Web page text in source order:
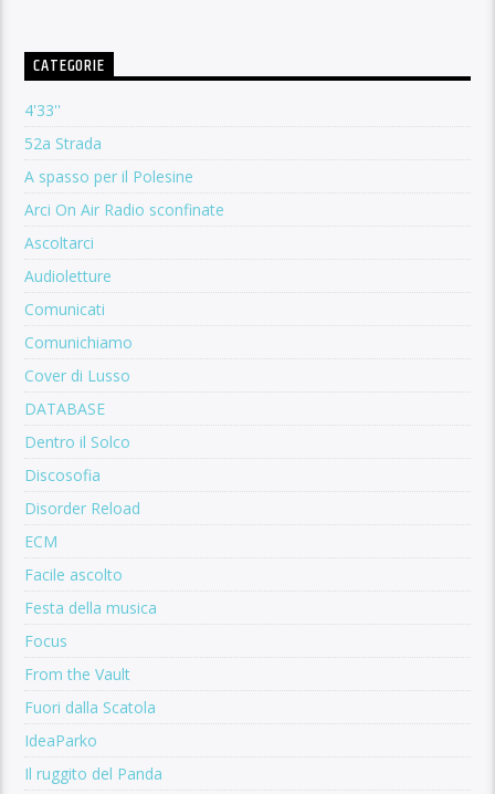
CATEGORIE
4'33''
52a Strada
A spasso per il Polesine
Arci On Air Radio sconfinate
Ascoltarci
Audioletture
Comunicati
Comunichiamo
Cover di Lusso
DATABASE
Dentro il Solco
Discosofia
Disorder Reload
ECM
Facile ascolto
Festa della musica
Focus
From the Vault
Fuori dalla Scatola
IdeaParko
Il ruggito del Panda